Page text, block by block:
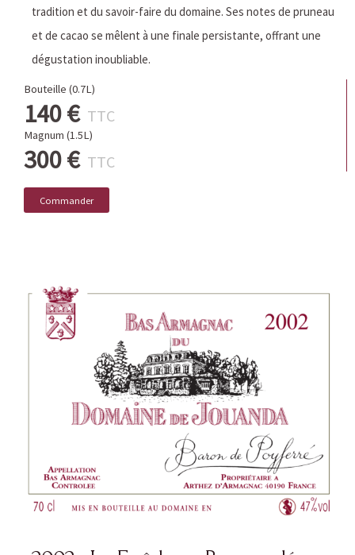
tradition et du savoir-faire du domaine. Ses notes de pruneau
et de cacao se mêlent à une finale persistante, offrant une
dégustation inoubliable.
Bouteille (0.7L)
140 € TTC
Magnum (1.5L)
300 € TTC
Commander